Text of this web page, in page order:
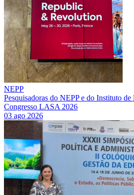
NEPP
Pesquisadoras do NEPP e do Instituto
Congresso LASA 2026
03 ago 2026